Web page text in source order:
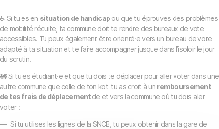
♿ Si tu es en situation de handicap ou que tu éprouves des problèmes
de mobilité réduite, ta commune doit te rendre des bureaux de vote
accessibles. Tu peux également être orienté·e vers un bureau de vote
adapté à ta situation et te faire accompagner jusque dans l’isoloir le jour
du scrutin.
🚂 Si tu es étudiant·e et que tu dois te déplacer pour aller voter dans une
autre commune que celle de ton kot, tu as droit à un remboursement
de tes frais de déplacementde et vers la commune où tu dois aller
voter :
Si tu utilises les lignes de la SNCB, tu peux obtenir dans la gare de